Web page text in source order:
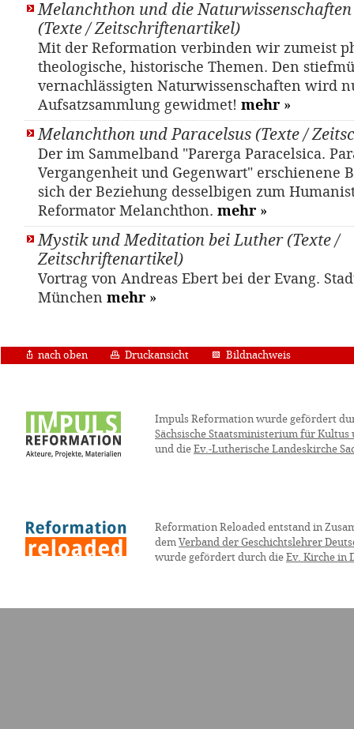
Melanchthon und die
(Texte / Zeitschriftenartikel)
Mit der Reformation verbinden wir zumeist
theologische, historische Themen. Den
vernachlässigten Naturwissenschaften wird
Aufsatzsammlung gewidmet! mehr »
Melanchthon und Paracelsus (Texte /
Der im Sammelband "Parerga Paracelsica.
Vergangenheit und Gegenwart" erschienene
sich der Beziehung desselbigen zum
Reformator Melanchthon. mehr »
Mystik und Meditation bei Luther (Texte /
Zeitschriftenartikel)
Vortrag von Andreas Ebert bei der Evang.
München mehr »
nach oben Druckansicht Bildnachweis
Impuls Reformation wurde gefördert
Sächsische Staatsministerium für Kultus
und die Ev.-Lutherische Landeskirche
Reformation Reloaded entstand in
dem Verband der Geschichtslehrer
wurde gefördert durch die Ev. Kirche in